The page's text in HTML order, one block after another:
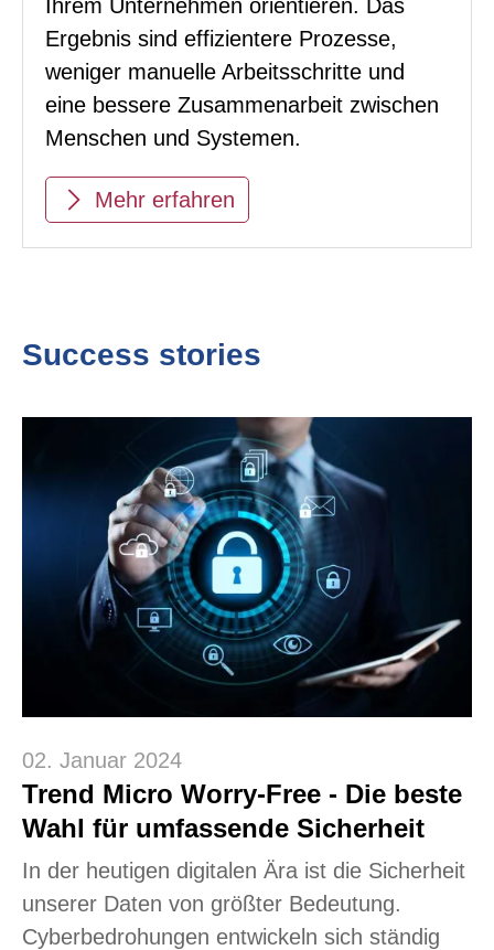
Ihrem Unternehmen orientieren. Das
Ergebnis sind effizientere Prozesse,
weniger manuelle Arbeitsschritte und
eine bessere Zusammenarbeit zwischen
Menschen und Systemen.
Mehr erfahren
Success stories
02. Januar 2024
Trend Micro Worry-Free - Die beste
Wahl für umfassende Sicherheit
In der heutigen digitalen Ära ist die Sicherheit
unserer Daten von größter Bedeutung.
Cyberbedrohungen entwickeln sich ständig